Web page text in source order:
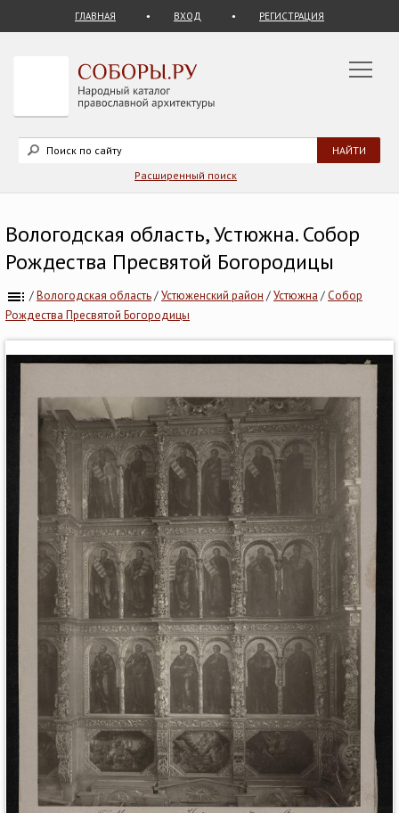
ГЛАВНАЯ ВХОД РЕГИСТРАЦИЯ
Расширенный поиск
Вологодская область, Устюжна. Собор
Рождества Пресвятой Богородицы
/Вологодская область/Устюженский район /Устюжна /Собор
Рождества Пресвятой Богородицы